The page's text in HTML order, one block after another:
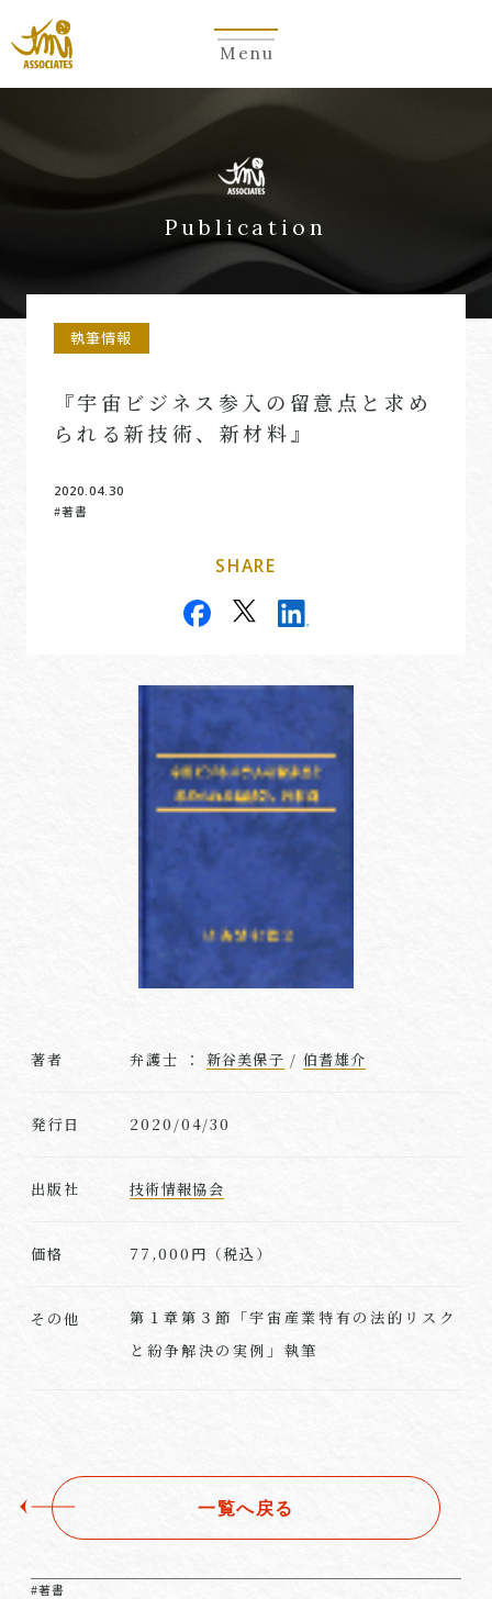
Menu
Publication
執筆情報
『宇宙ビジネス参入の留意点と求め
られる新技術、新材料』
2020.04.30
#著書
SHARE
著者 弁護士 ： 新谷美保子 / 伯耆雄介
発行日 2020/04/30
出版社 技術情報協会
価格 77,000円（税込）
その他
第１章第３節「宇宙産業特有の法的リスク
と紛争解決の実例」執筆
一覧へ戻る
#著書